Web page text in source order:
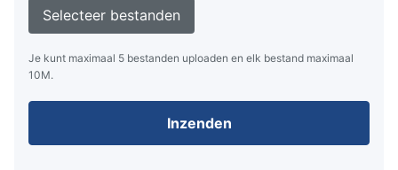
Selecteer bestanden
Je kunt maximaal 5 bestanden uploaden en elk bestand maximaal
10M.
Inzenden